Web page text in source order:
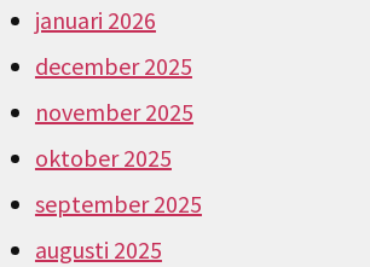
januari 2026
december 2025
november 2025
oktober 2025
september 2025
augusti 2025